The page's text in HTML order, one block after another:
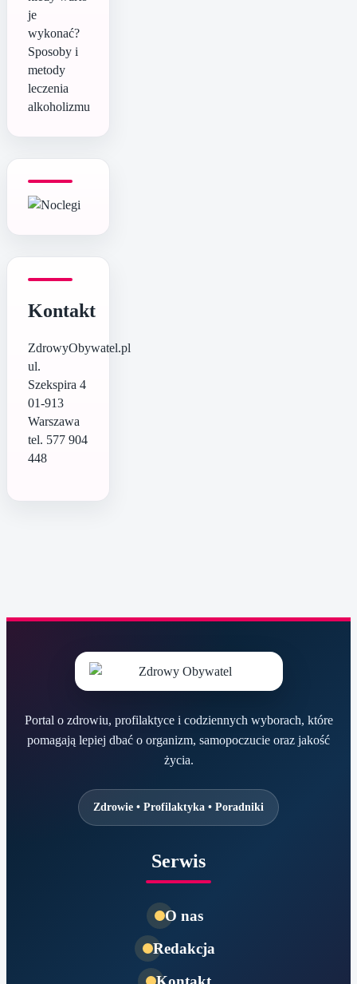
je
wykonać?
Sposoby i
metody
leczenia
alkoholizmu
Kontakt
ZdrowyObywatel.pl
ul.
Szekspira 4
01-913
Warszawa
tel. 577 904
448
Portal o zdrowiu, profilaktyce i codziennych wyborach, które
pomagają lepiej dbać o organizm, samopoczucie oraz jakość
życia.
Zdrowie • Profilaktyka • Poradniki
Serwis
O nas
Redakcja